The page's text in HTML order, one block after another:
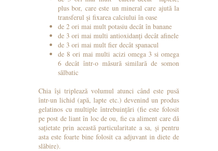
plus bor, care este un mineral care ajută la
transferul și fixarea calciului în oase
de 2 ori mai mult potasiu decât în banane
de 3 ori mai multi antioxidanți decât afinele
de 3 ori mai mult fier decât spanacul
de 8 ori mai multi acizi omega 3 si omega
6 decât într-o măsură similară de somon
sălbatic
Chia își triplează volumul atunci când este pusă
într-un lichid (apă, lapte etc.) devenind un produs
gelatinos cu multiple întrebuințări (fie este folosit
pe post de liant în loc de ou, fie ca aliment care dă
sațietate prin această particularitate a sa, și pentru
asta este foarte bine folosit ca adjuvant in diete de
slăbire).